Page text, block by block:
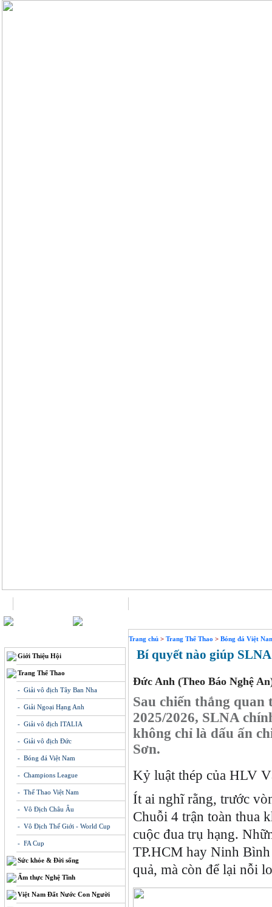
Giới Thiệu Hội
Trang Thể Thao
- Giải vô địch Tây Ban Nha
- Giải Ngoại Hạng Anh
- Giải vô địch ITALIA
- Giải vô địch Đức
- Bóng đá Việt Nam
- Champions League
- Thể Thao Việt Nam
- Vô Địch Châu Âu
- Vô Địch Thế Giới - World Cup
- FA Cup
Sức khỏe & Đời sống
Ẩm thực Nghệ Tĩnh
Việt Nam Đất Nước Con Người
Trang chủ > Trang Thể Thao > Bóng đá Việt
Bí quyết nào giúp
Đức Anh (Theo Báo Nghệ
Sau chiến thắng quan
2025/2026, SLNA
không chỉ là dấu ấn
Sơn.
Kỷ luật thép của HLV
Ít ai nghĩ rằng, trước
Chuỗi 4 trận toàn thua
cuộc đua trụ hạng.
TP.HCM hay Ninh
quả, mà còn để lại nỗi